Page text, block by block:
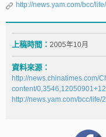
http://news.yam.com/bcc/
上稿時間： 2005年10月
資料來源：
http://news.chinatimes.com/
content/
http://news.yam.com/bcc/